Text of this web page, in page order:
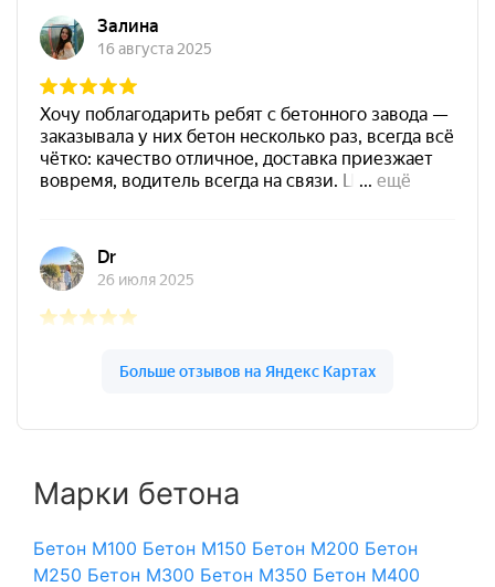
Марки бетона
Бетон М100 Бетон М150 Бетон М200 Бетон
М250 Бетон М300 Бетон М350 Бетон М400